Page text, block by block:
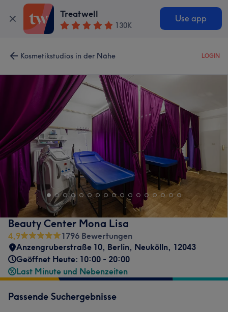
Treatwell
130K
Use app
Kosmetikstudios in der Nähe LOGIN
Beauty Center Mona Lisa
4,9
1796 Bewertungen
Anzengruberstraße 10, Berlin, Neukölln, 12043
Geöffnet Heute: 10:00 - 20:00
Last Minute und Nebenzeiten
Passende Suchergebnisse